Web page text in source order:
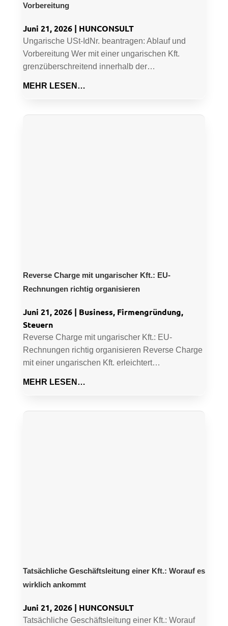
Vorbereitung
Juni 21, 2026| HUNCONSULT
Ungarische USt-IdNr. beantragen: Ablauf und
Vorbereitung Wer mit einer ungarischen Kft.
grenzüberschreitend innerhalb der…
MEHR LESEN…
Reverse Charge mit ungarischer Kft.: EU-
Rechnungen richtig organisieren
Juni 21, 2026| Business, Firmengründung,
Steuern
Reverse Charge mit ungarischer Kft.: EU-
Rechnungen richtig organisieren Reverse Charge
mit einer ungarischen Kft. erleichtert…
MEHR LESEN…
Tatsächliche Geschäftsleitung einer Kft.: Worauf es
wirklich ankommt
Juni 21, 2026| HUNCONSULT
Tatsächliche Geschäftsleitung einer Kft.: Worauf